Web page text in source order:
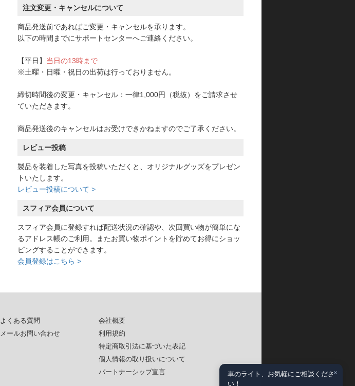
注文変更・キャンセルについて
商品発送前であればご変更・キャンセルを承ります。
以下の時間までにサポートセンターへご連絡ください。
【平日】 当日の13時まで
※土曜・日曜・祝日の出荷は行っておりません。
締切時間後の変更・キャンセル：一律1,000円（税抜）をご請求させ
ていただきます。
商品発送後のキャンセルはお受けできかねますのでご了承ください。
レビュー投稿
製品を装着した写真を投稿いただくと、オリジナルグッズをプレゼン
トいたします。
レビュー投稿について >
スフィア会員について
スフィア会員に登録すれば配送状況の確認や、次回買い物が簡単にな
るアドレス帳のご利用。またお買い物ポイントを貯めてお得にショッ
ピングすることができます。
会員登録はこちら >
よくある質問
メールお問い合わせ
会社概要
利用規約
特定商取引法に基づいた表記
個人情報の取り扱いについて
パートナーシップ宣言
×
車のライト、お気軽にご相談くださ
い！